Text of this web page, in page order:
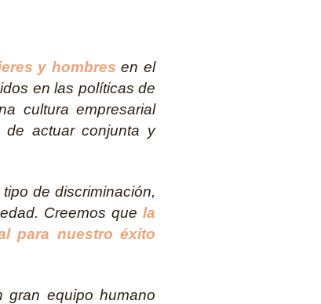
y hombres en el
en las políticas de
cultura empresarial
de actuar conjunta y
de discriminación,
Creemos que la
para nuestro éxito
gran equipo humano